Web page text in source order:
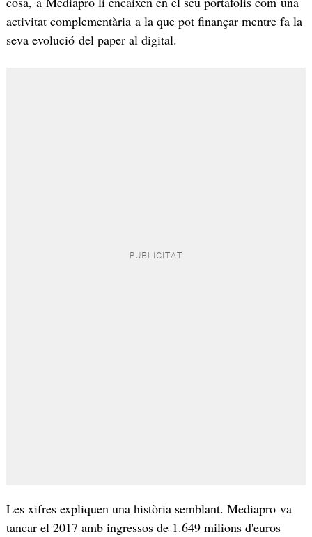
activitat complementària a la que pot finançar mentre fa la
seva evolució del paper al digital.
Les xifres expliquen una història semblant. Mediapro va
tancar el 2017 amb ingressos de 1.649 milions d'euros